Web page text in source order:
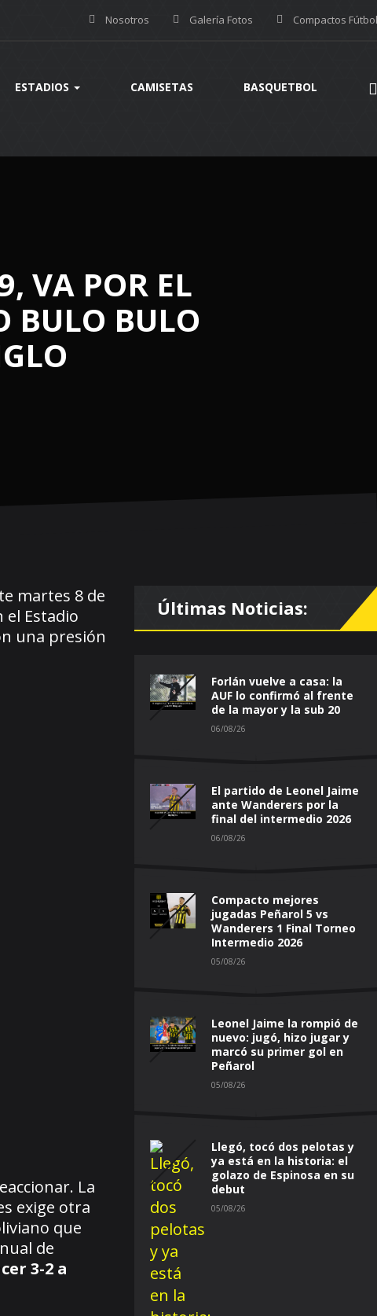
Nosotros Galería Fotos Compactos Fútbol
ESTADIOS CAMISETAS BASQUETBOL
VA POR EL
BULO BULO
martes 8 de
el Estadio
una presión
La
exige otra
que
de
3-2 a
Últimas Noticias:
Forlán vuelve a casa: la
AUF lo confirmó al frente
de la mayor y la sub 20
06/08/26
El partido de Leonel Jaime
ante Wanderers por la
final del intermedio 2026
06/08/26
Compacto mejores
jugadas Peñarol 5 vs
Wanderers 1 Final Torneo
Intermedio 2026
05/08/26
Leonel Jaime la rompió de
nuevo: jugó, hizo jugar y
marcó su primer gol en
Peñarol
05/08/26
Llegó, tocó dos pelotas y
ya está en la historia: el
golazo de Espinosa en su
debut
05/08/26